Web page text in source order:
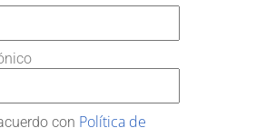
con Política de